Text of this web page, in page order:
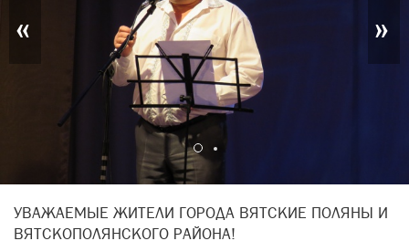
« »
УВАЖАЕМЫЕ ЖИТЕЛИ ГОРОДА ВЯТСКИЕ ПОЛЯНЫ И
ВЯТСКОПОЛЯНСКОГО РАЙОНА!